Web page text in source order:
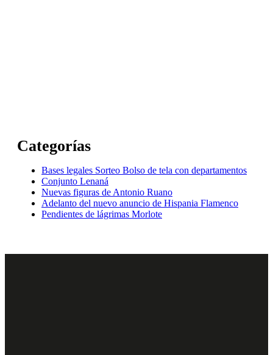
Categorías
Bases legales Sorteo Bolso de tela con departamentos
Conjunto Lenaná
Nuevas figuras de Antonio Ruano
Adelanto del nuevo anuncio de Hispania Flamenco
Pendientes de lágrimas Morlote